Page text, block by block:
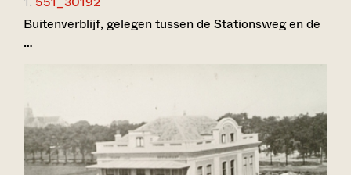
Buitenverblijf, gelegen tussen de Stationsweg en de
…